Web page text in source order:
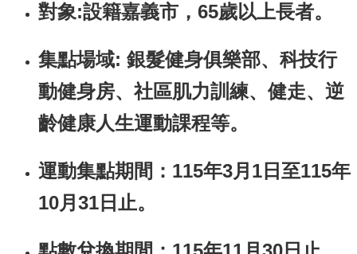
對象:設籍嘉義市，65歲以上長者。
集點場域: 銀髮健身俱樂部、科技行
動健身房、社區肌力訓練、健走、逆
齡健康人生運動課程等。
運動集點期間：115年3月1日至115年
10月31日止。